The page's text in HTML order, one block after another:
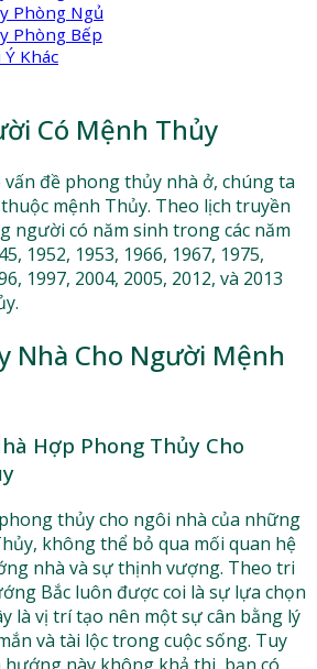
Phòng Ngủ
Phòng Bếp
Khác
Có Mệnh Thủy
đề phong thủy nhà ở, chúng ta
mệnh Thủy. Theo lịch truyền
người có năm sinh trong các năm
1952, 1953, 1966, 1967, 1975,
1997, 2004, 2005, 2012, và 2013
Nhà Cho Người Mệnh
Hợp Phong Thủy Cho
thủy cho ngôi nhà của những
không thể bỏ qua mối quan hệ
nhà và sự thịnh vượng. Theo tri
Bắc luôn được coi là sự lựa chọn
là vị trí tạo nên một sự cân bằng lý
và tài lộc trong cuộc sống. Tuy
hướng này không khả thi, bạn có